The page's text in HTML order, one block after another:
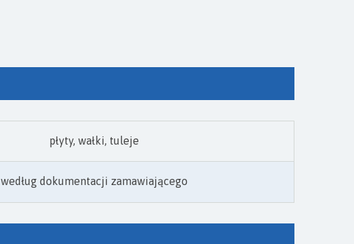
według dokumentacji zamawiającego
płyty, wałki, tuleje